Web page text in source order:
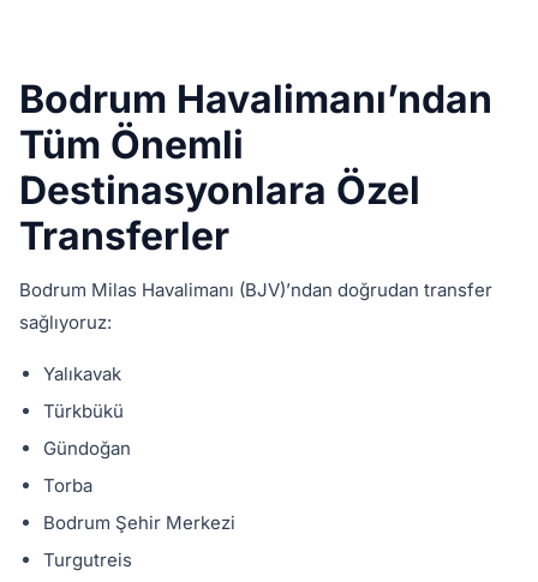
Bodrum Havalimanı’ndan
Tüm Önemli
Destinasyonlara Özel
Transferler
Bodrum Milas Havalimanı (BJV)’ndan doğrudan transfer
sağlıyoruz:
Yalıkavak
Türkbükü
Gündoğan
Torba
Bodrum Şehir Merkezi
Turgutreis